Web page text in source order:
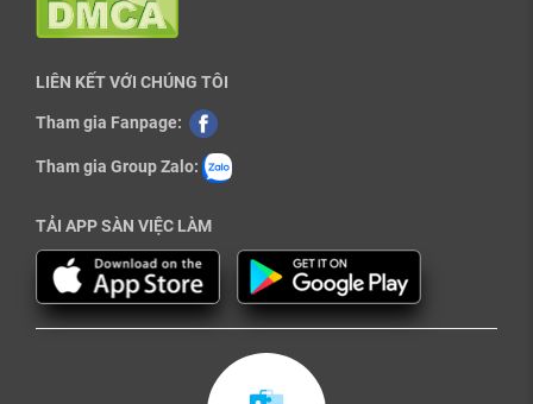
LIÊN KẾT VỚI CHÚNG TÔI
Tham gia Fanpage:
Tham gia Group Zalo:
TẢI APP SÀN VIỆC LÀM